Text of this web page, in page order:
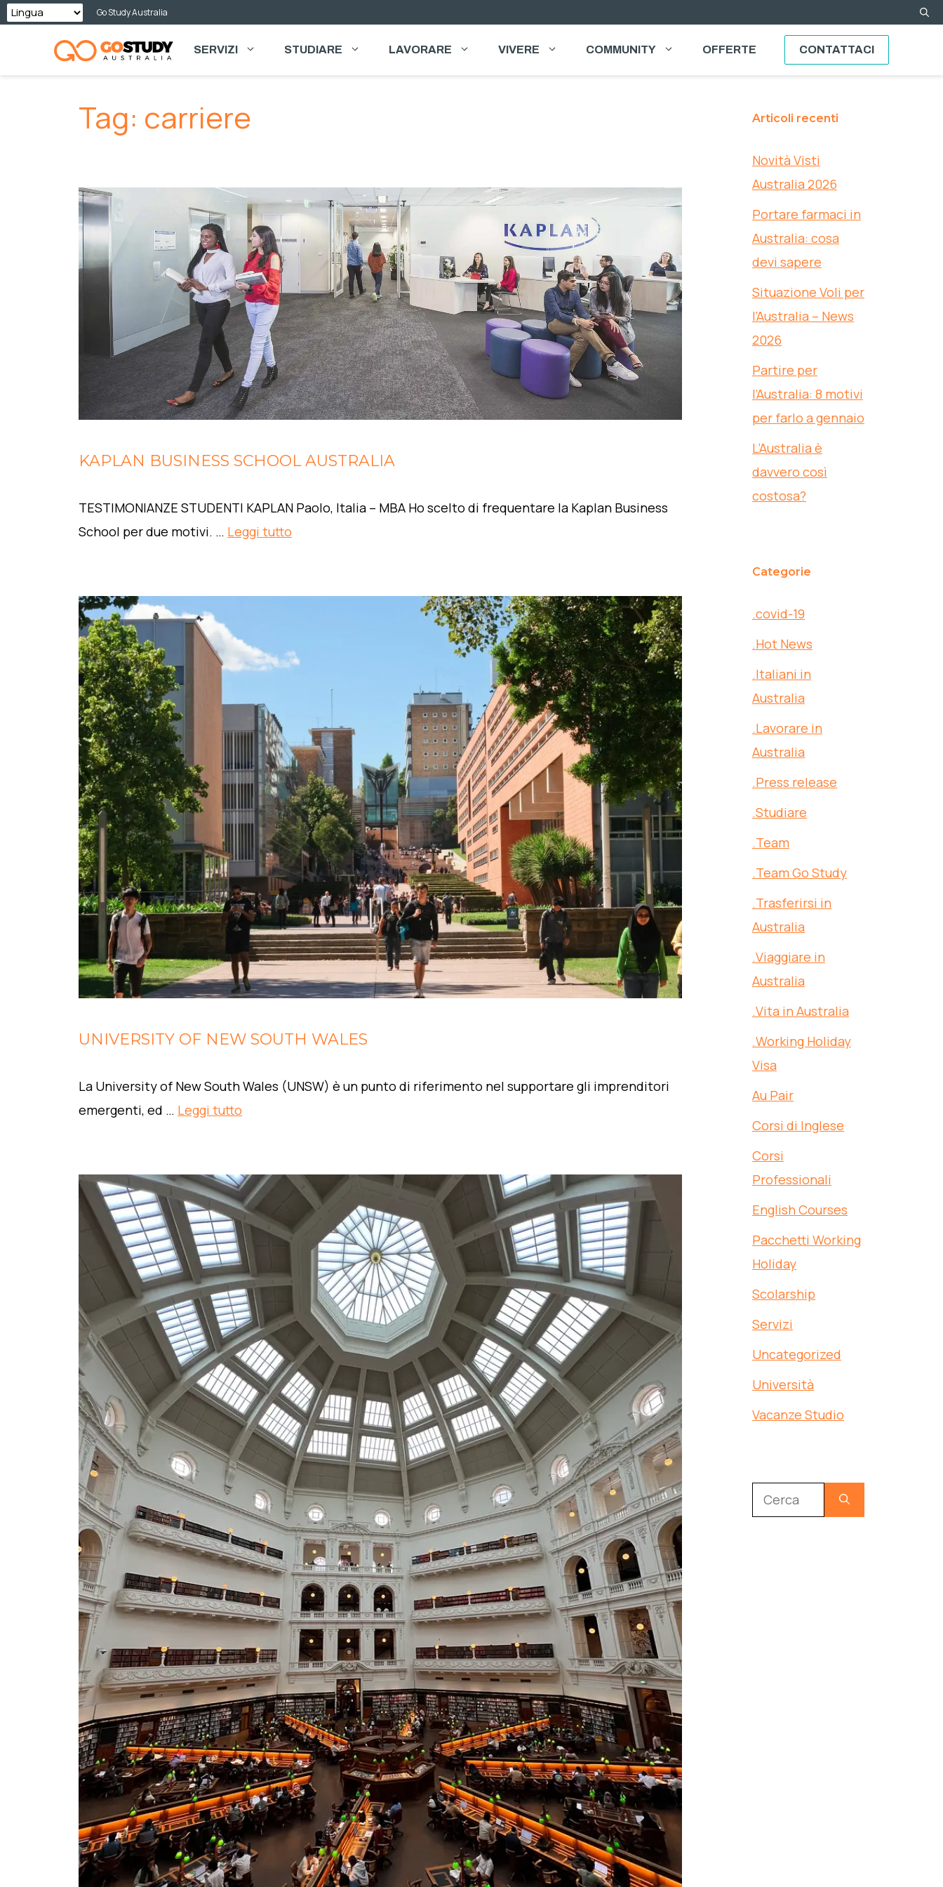
Vai
contenuto
Go Study Australia
SERVIZI STUDIARE LAVORARE VIVERE COMMUNITY OFFERTE CONTATTACI
Tag: carriere
KAPLAN BUSINESS SCHOOL AUSTRALIA
TESTIMONIANZE STUDENTI KAPLAN Paolo, Italia – MBA Ho scelto di frequentare la Kaplan Business
School per due motivi. … Leggi tutto
UNIVERSITY OF NEW SOUTH WALES
La University of New South Wales (UNSW) è un punto di riferimento nel supportare gli imprenditori
emergenti, ed … Leggi tutto
Articoli recenti
Novità Visti
Australia 2026
Portare farmaci in
Australia: cosa
devi sapere
Situazione Voli per
l’Australia – News
2026
Partire per
l’Australia: 8 motivi
per farlo a gennaio
L’Australia è
davvero così
costosa?
Categorie
.covid-19
.Hot News
.Italiani in
Australia
.Lavorare in
Australia
.Press release
.Studiare
.Team
.Team Go Study
.Trasferirsi in
Australia
.Viaggiare in
Australia
.Vita in Australia
.Working Holiday
Visa
Au Pair
Corsi di Inglese
Corsi
Professionali
English Courses
Pacchetti Working
Holiday
Scolarship
Servizi
Uncategorized
Università
Vacanze Studio
Ricerca
per: